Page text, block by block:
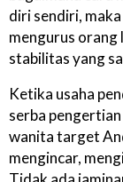
diri sendiri,
mengurus orang
stabilitas yang
Ketika usaha
serba
wanita target
mengincar,